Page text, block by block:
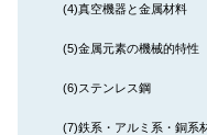
(4)真空機器と金属材料
(5)金属元素の機械的特性
(6)ステンレス鋼
(7)鉄系・アルミ系・銅系